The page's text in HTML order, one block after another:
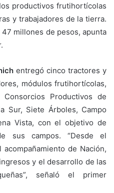
productivos frutihortícolas
y trabajadores de la tierra.
millones de pesos, apunta
entregó cinco tractores y
módulos frutihortícolas,
Productivos de
Sur, Siete Árboles, Campo
Vista, con el objetivo de
sus campos. “Desde el
de Nación,
y el desarrollo de las
señaló el primer